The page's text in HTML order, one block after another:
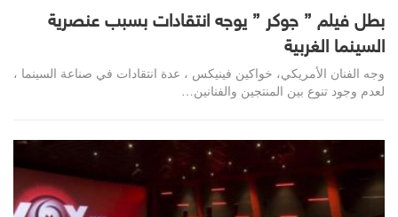
بطل فيلم ” جوكر ” يوجه انتقادات بسبب عنصرية
السينما الغربية
وجه الفنان الأمريكي، خواكين فينيكس ، عدة انتقادات في صناعة السينما ،
لعدم وجود تنوع بين المنتجين والفنانين…